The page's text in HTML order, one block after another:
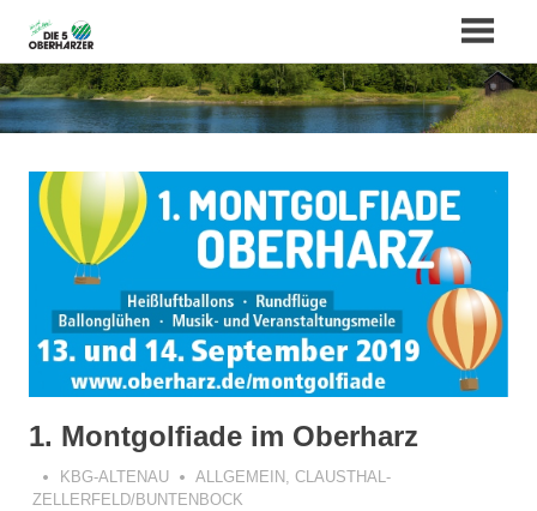
Inhalt
springen
1. Montgolfiade im Oberharz
KBG-ALTENAU ALLGEMEIN , CLAUSTHAL-
ZELLERFELD/BUNTENBOCK